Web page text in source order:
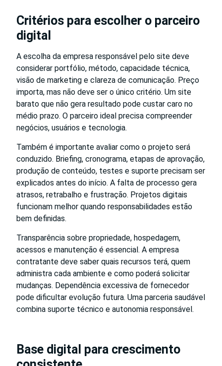
Critérios para escolher o parceiro
digital
A escolha da empresa responsável pelo site deve
considerar portfólio, método, capacidade técnica,
visão de marketing e clareza de comunicação. Preço
importa, mas não deve ser o único critério. Um site
barato que não gera resultado pode custar caro no
médio prazo. O parceiro ideal precisa compreender
negócios, usuários e tecnologia.
Também é importante avaliar como o projeto será
conduzido. Briefing, cronograma, etapas de aprovação,
produção de conteúdo, testes e suporte precisam ser
explicados antes do início. A falta de processo gera
atrasos, retrabalho e frustração. Projetos digitais
funcionam melhor quando responsabilidades estão
bem definidas.
Transparência sobre propriedade, hospedagem,
acessos e manutenção é essencial. A empresa
contratante deve saber quais recursos terá, quem
administra cada ambiente e como poderá solicitar
mudanças. Dependência excessiva de fornecedor
pode dificultar evolução futura. Uma parceria saudável
combina suporte técnico e autonomia responsável.
Base digital para crescimento